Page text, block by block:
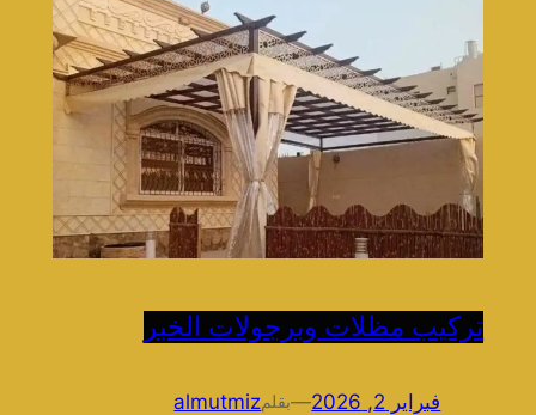
تركيب مظلات وبرجولات الخبر
فبراير 2, 2026 —بقلمalmutmiz